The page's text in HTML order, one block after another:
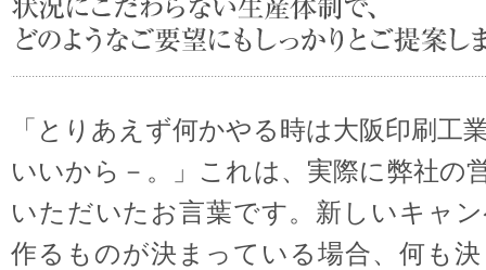
「とりあえず何かやる時は大阪印刷工
いいから－。」これは、実際に弊社の
いただいたお言葉です。新しいキャ
作るものが決まっている場合、何も